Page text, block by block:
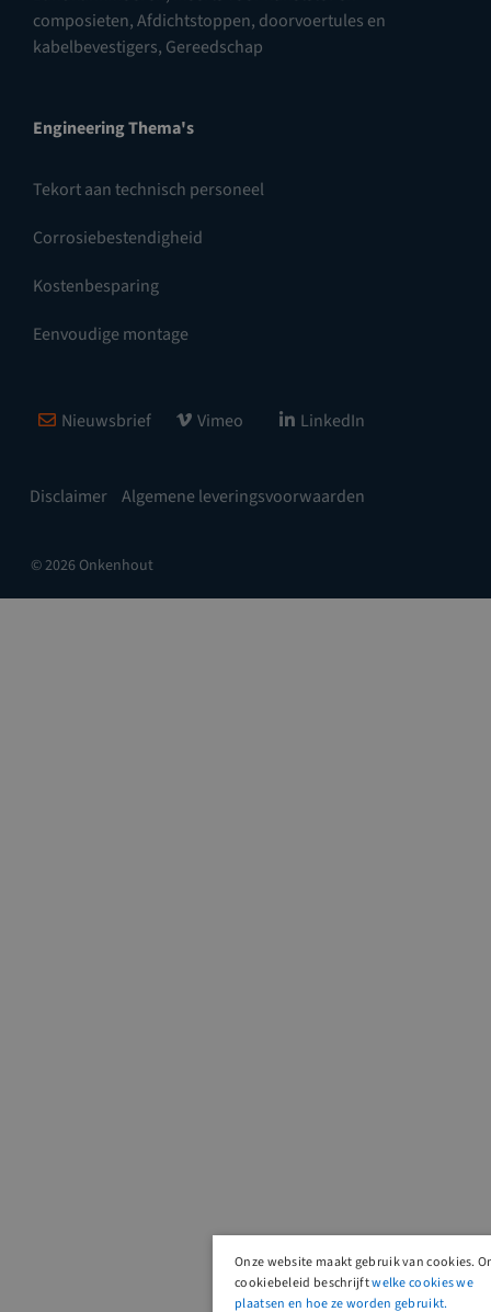
composieten,Afdichtstoppen, doorvoertules en
kabelbevestigers, Gereedschap
Engineering Thema's
Tekort aan technisch personeel
Corrosiebestendigheid
Kostenbesparing
Eenvoudige montage
Disclaimer Algemene leveringsvoorwaarden
Nieuwsbrief Vimeo LinkedIn
© 2026 Onkenhout
Onze website maakt gebruik van cookies.
cookiebeleid beschrijftwelke cookies we
plaatsen en hoe ze worden gebruikt.